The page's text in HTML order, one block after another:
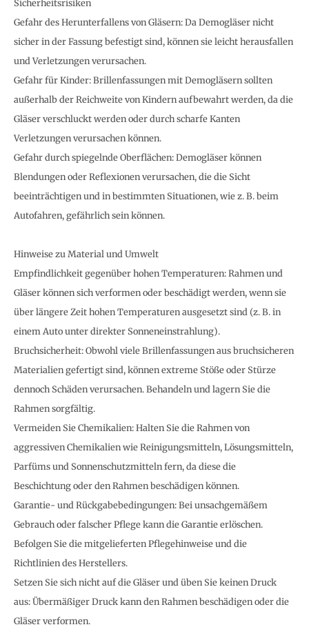
Sicherheitsrisiken
Gefahr des Herunterfallens von Gläsern: Da Demogläser nicht
sicher in der Fassung befestigt sind, können sie leicht herausfallen
und Verletzungen verursachen.
Gefahr für Kinder: Brillenfassungen mit Demogläsern sollten
außerhalb der Reichweite von Kindern aufbewahrt werden, da die
Gläser verschluckt werden oder durch scharfe Kanten
Verletzungen verursachen können.
Gefahr durch spiegelnde Oberflächen: Demogläser können
Blendungen oder Reflexionen verursachen, die die Sicht
beeinträchtigen und in bestimmten Situationen, wie z. B. beim
Autofahren, gefährlich sein können.
Hinweise zu Material und Umwelt
Empfindlichkeit gegenüber hohen Temperaturen: Rahmen und
Gläser können sich verformen oder beschädigt werden, wenn sie
über längere Zeit hohen Temperaturen ausgesetzt sind (z. B. in
einem Auto unter direkter Sonneneinstrahlung).
Bruchsicherheit: Obwohl viele Brillenfassungen aus bruchsicheren
Materialien gefertigt sind, können extreme Stöße oder Stürze
dennoch Schäden verursachen. Behandeln und lagern Sie die
Rahmen sorgfältig.
Vermeiden Sie Chemikalien: Halten Sie die Rahmen von
aggressiven Chemikalien wie Reinigungsmitteln, Lösungsmitteln,
Parfüms und Sonnenschutzmitteln fern, da diese die
Beschichtung oder den Rahmen beschädigen können.
Garantie- und Rückgabebedingungen: Bei unsachgemäßem
Gebrauch oder falscher Pflege kann die Garantie erlöschen.
Befolgen Sie die mitgelieferten Pflegehinweise und die
Richtlinien des Herstellers.
Setzen Sie sich nicht auf die Gläser und üben Sie keinen Druck
aus: Übermäßiger Druck kann den Rahmen beschädigen oder die
Gläser verformen.